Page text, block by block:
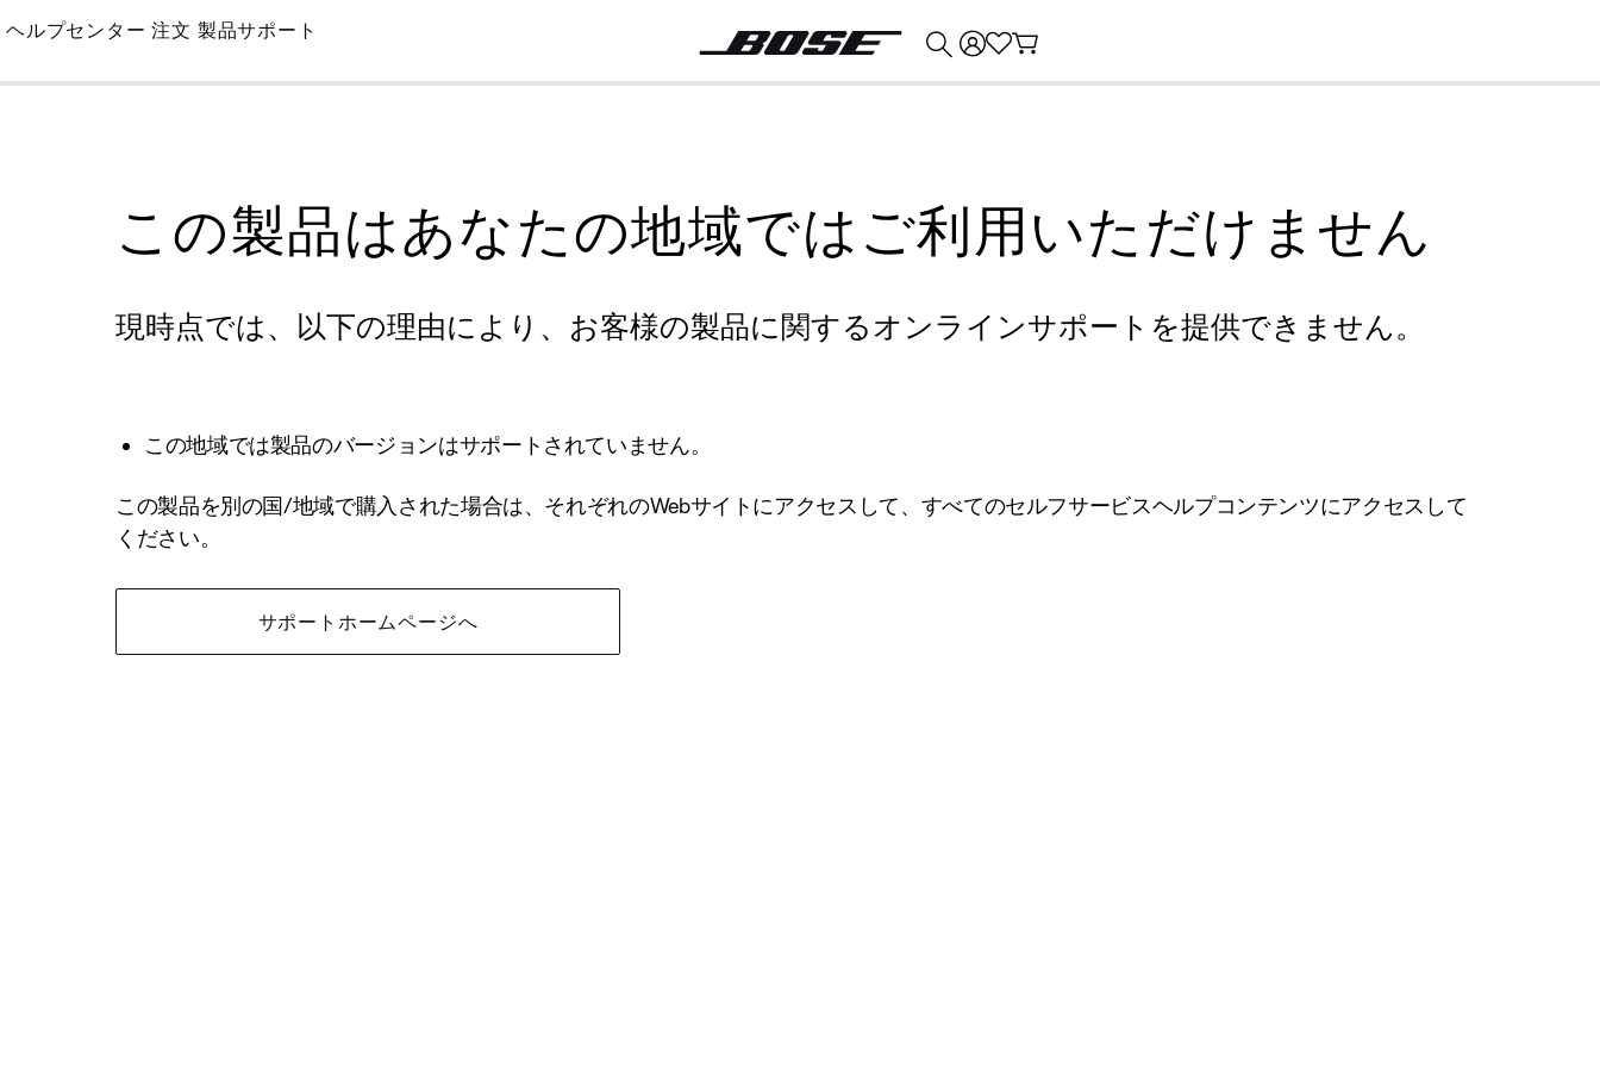
Skip
Main
ヘルプセンター 注文 製品サポート
この製品はあなたの地域ではご利用いただけません
現時点では、以下の理由により、お客様の製品に関するオンラインサポートを提供できません。
この地域では製品のバージョンはサポートされていません。
この製品を別の国/地域で購入された場合は、それぞれのWebサイトにアクセスして、すべてのセルフサービスヘルプコンテンツにアクセスして
ください。
サポートホームページへ